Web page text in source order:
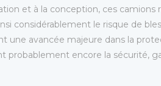
et à la conception, ces
considérablement le risque de
une avancée majeure dans la
probablement encore la sécurité,